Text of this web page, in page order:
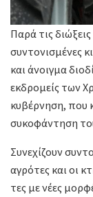
Παρά τις διώξεις
συντονισμένες
και άνοιγμα
εκδρομείς των
κυβέρνηση, που
συκοφάντηση
Συνεχίζουν
αγρότες και οι
τες με νέες